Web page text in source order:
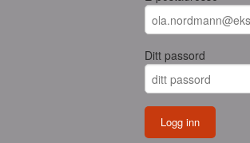
Ditt passord